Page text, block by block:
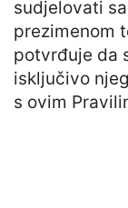
sudjelovati
prezimenom
potvrđuje da
isključivo
s ovim